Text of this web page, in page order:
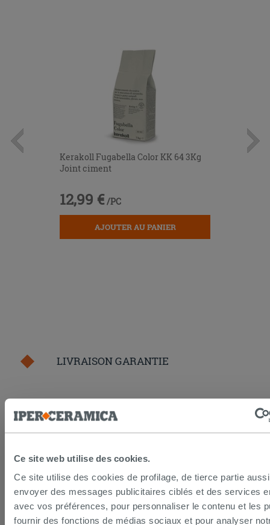
Ce site web utilise des cookies.
Ce site utilise des cookies de profilage, de tierce partie
envoyer des messages publicitaires ciblés et des services
avec vos préférences, pour personnaliser le contenu et les
fournir des fonctions de médias sociaux et pour analyser
Kerakoll Fugabella Color KK 64 3Kg
Joint ciment
12,99 € /PC
AJOUTER AU PANIER
LIVRAISON GARANTIE
ouvrésà compter de la réception du paiement.
années avec les plus grandsspécialistes des
transports internationaux et l'expédition des produits
est suivie par tracking.
Pour en savoir plus consultez la rubrique délais et
coûts de livraison.